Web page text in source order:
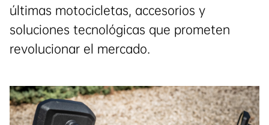
últimas motocicletas, accesorios y
soluciones tecnológicas que prometen
revolucionar el mercado.